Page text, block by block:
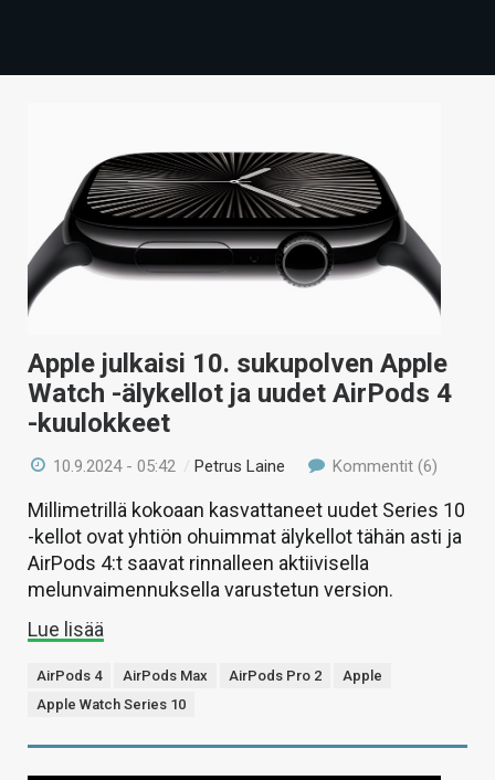
TECHBBS
KAUPPA
VAIHDA TEEMA
HAKU
Apple julkaisi 10. sukupolven Apple
Watch -älykellot ja uudet AirPods 4
-kuulokkeet
10.9.2024 - 05:42 /Petrus Laine Kommentit (6)
Millimetrillä kokoaan kasvattaneet uudet Series 10
-kellot ovat yhtiön ohuimmat älykellot tähän asti ja
AirPods 4:t saavat rinnalleen aktiivisella
melunvaimennuksella varustetun version.
Lue lisää
AirPods 4 AirPods Max AirPods Pro 2
Apple
Apple Watch Series 10